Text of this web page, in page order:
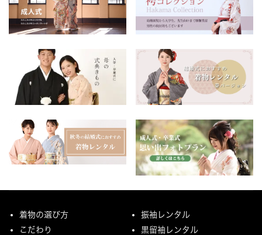
着物の選び方
こだわり
振袖レンタル
黒留袖レンタル